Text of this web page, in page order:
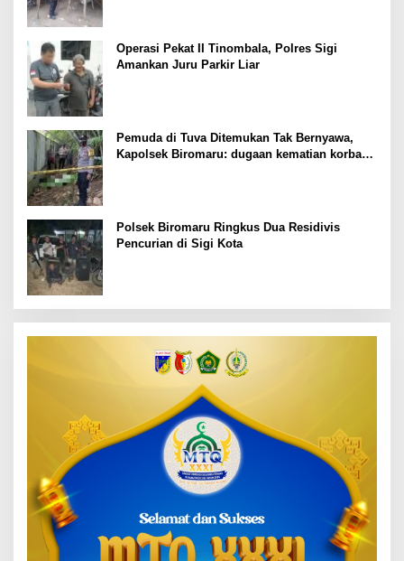
Operasi Pekat II Tinombala, Polres Sigi
Amankan Juru Parkir Liar
Pemuda di Tuva Ditemukan Tak Bernyawa,
Kapolsek Biromaru: dugaan kematian korban
Polsek Biromaru Ringkus Dua Residivis
Pencurian di Sigi Kota